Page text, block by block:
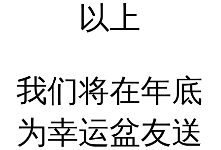
以上
我们将在年底
为幸运盆友送